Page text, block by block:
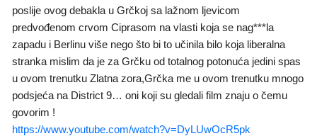
poslije ovog debakla u Grčkoj sa lažnom ljevicom
predvođenom crvom Ciprasom na vlasti koja se nag***la
zapadu i Berlinu više nego što bi to učinila bilo koja liberalna
stranka mislim da je za Grčku od totalnog potonuća jedini spas
u ovom trenutku Zlatna zora,Grčka me u ovom trenutku mnogo
podsjeća na District 9… oni koji su gledali film znaju o čemu
govorim !
https://www.youtube.com/watch?v=DyLUwOcR5pk